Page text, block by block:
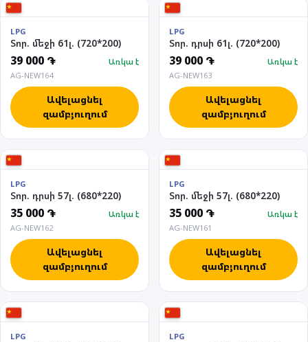
LPG
Տոր. մեջի 61լ. (720*200)
39 000 ֏
Առկա է
AG-NEW164
Ավելացնել
զամբյուղում
LPG
Տոր. դրսի 61լ. (720*200)
39 000 ֏
Առկա է
AG-NEW163
Ավելացնել
զամբյուղում
LPG
Տոր. դրսի 57լ. (680*220)
35 000 ֏
Առկա է
AG-NEW162
Ավելացնել
զամբյուղում
LPG
Տոր. մեջի 57լ. (680*220)
35 000 ֏
Առկա է
AG-NEW161
Ավելացնել
զամբյուղում
LPG LPG